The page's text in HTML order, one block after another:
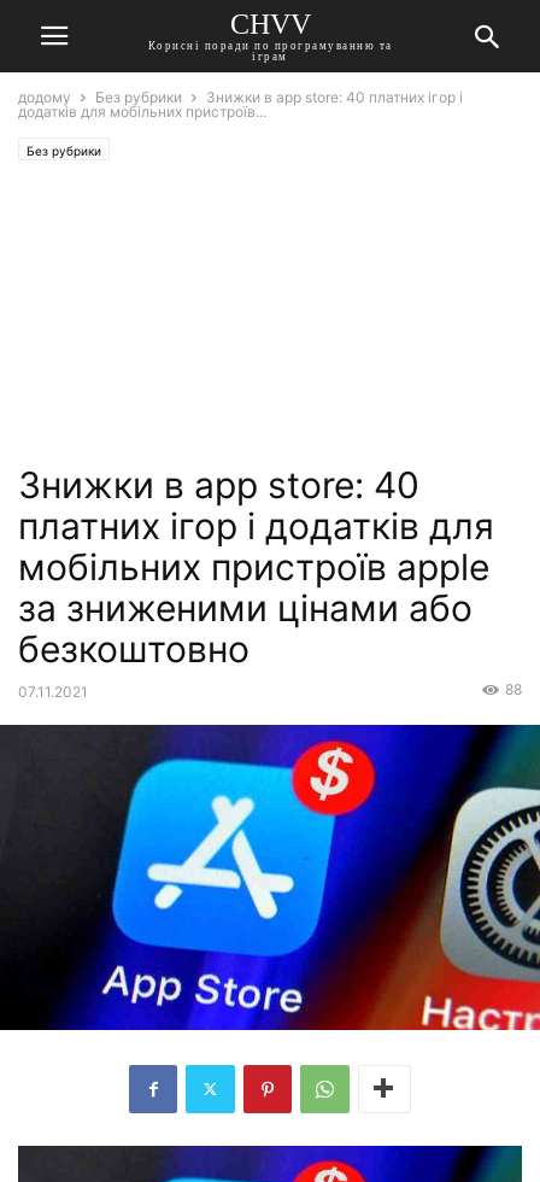
CHVV
Корисні поради по програмуванню та
іграм
додому Без рубрики
Знижки в app store: 40 платних ігор і
додатків для мобільних пристроїв...
Без рубрики
Знижки в app store: 40
платних ігор і додатків для
мобільних пристроїв apple
за зниженими цінами або
безкоштовно
07.11.2021 88